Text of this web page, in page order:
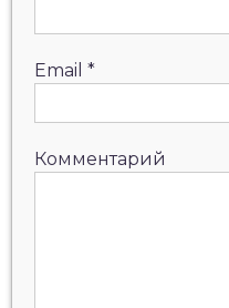
Email *
Комментарий